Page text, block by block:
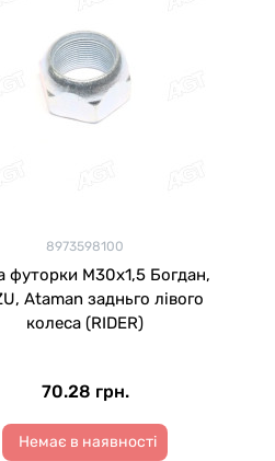
8973598100
футорки М30х1,5 Богдан,
Ataman задньго лівого
колеса (RIDER)
70.28 грн.
Немає в наявності